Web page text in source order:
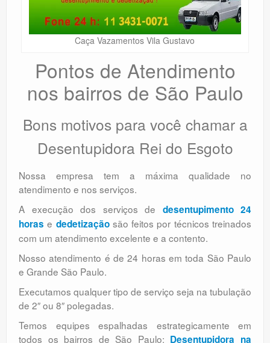
Caça Vazamentos Vila Gustavo
Pontos de Atendimento
nos bairros de São Paulo
Bons motivos para você chamar a
Desentupidora Rei do Esgoto
Nossa empresa tem a máxima qualidade no
atendimento e nos serviços.
A execução dos serviços de desentupimento 24
horas e dedetizaçãosão feitos por técnicos treinados
com um atendimento excelente e a contento.
Nosso atendimento é de 24 horas em toda São Paulo
e Grande São Paulo.
Executamos qualquer tipo de serviço seja na tubulação
de 2″ ou 8″ polegadas.
Temos equipes espalhadas estrategicamente em
todos os bairros de São Paulo: Desentupidora na